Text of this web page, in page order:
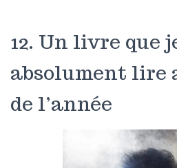
12. Un livre que
absolument lire
de l’année